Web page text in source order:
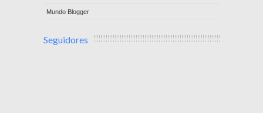
Mundo Blogger
Seguidores